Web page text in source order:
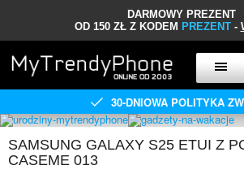
DARMOWY PREZENT
OD 150 ZŁ Z KODEM PREZENT-
30-DNIOWA POLITYKA
SAMSUNG GALAXY S25 ETUI Z
CASEME 013